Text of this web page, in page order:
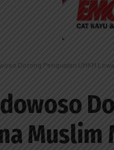
Dorong Penguatan UMKM
Muslim